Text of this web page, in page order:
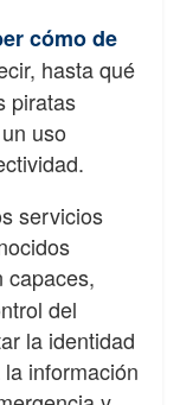
cómo de
hasta qué
piratas
uso
servicios
capaces,
del
la identidad
información